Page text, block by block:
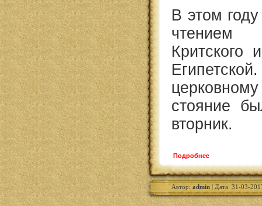
В этом
чтением
Критского
стояние
вторник.
Подробнее
Автор:admin| Дата: 31-03-